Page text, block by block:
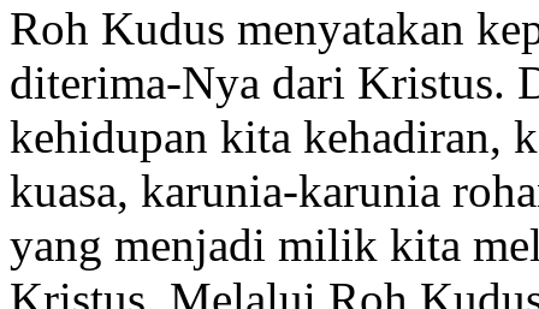
Roh Kudus menyatakan
diterima-Nya dari Kristus.
kehidupan kita kehadiran,
kuasa, karunia-karunia
yang menjadi milik kita
Kristus. Melalui Roh